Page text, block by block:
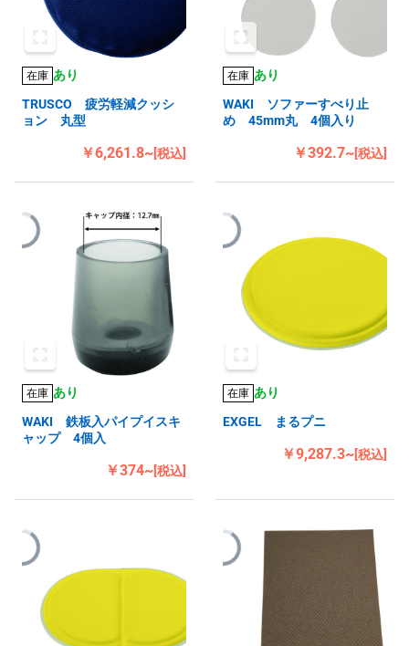
在庫 あり
TRUSCO 疲労軽減クッシ
ョン 丸型
￥6,261.8~[税込]
在庫 あり
WAKI ソファーすべり止
め 45mm丸 4個入り
￥392.7~[税込]
在庫 あり
WAKI 鉄板入パイプイスキ
ャップ 4個入
￥374~[税込]
在庫 あり
EXGEL まるプニ
￥9,287.3~[税込]